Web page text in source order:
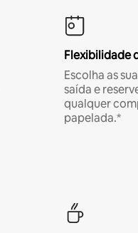
Flexibilidade
Escolha as
saída e
qualquer
papelada.*